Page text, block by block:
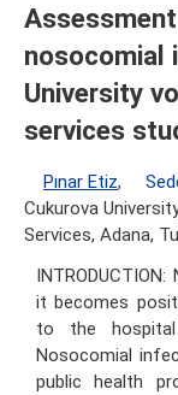
nosocomial
University
services
Pınar Etiz,
Cukurova
Services, Adana,
it becomes
to the
Nosocomial
public health